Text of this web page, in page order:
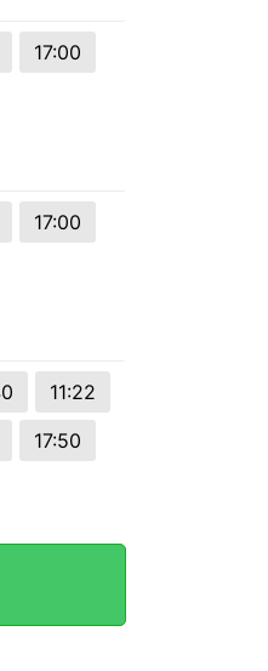
17:00
17:00
11:22
17:50